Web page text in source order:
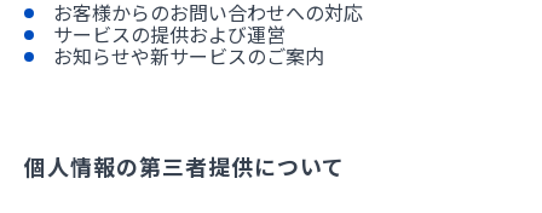
お客様からのお問い合わせへの対応
サービスの提供および運営
お知らせや新サービスのご案内
個人情報の第三者提供について